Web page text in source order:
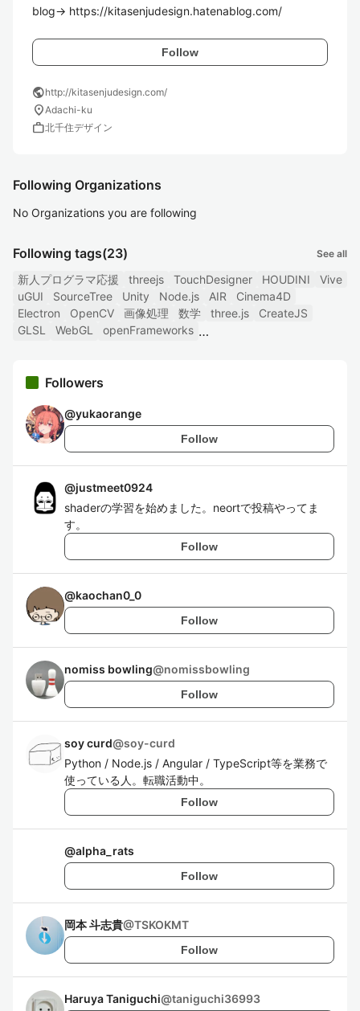
blog→ https://kitasenjudesign.hatenablog.com/
Follow
publichttp://kitasenjudesign.com/
location_onAdachi-ku
work北千住デザイン
Following Organizations
No Organizations you are following
Following tags(23) See all
新人プログラマ応援 threejs TouchDesigner HOUDINI
Vive
uGUI
SourceTree Unity Node.js AIR
Cinema4D
Electron
OpenCV 画像処理 数学 three.js
CreateJS
GLSL
WebGL openFrameworks
Followers
@yukaorange
Follow
@justmeet0924
shaderの学習を始めました。neortで投稿やってま
す。
Follow
@kaochan0_0
Follow
nomiss bowling@nomissbowling
Follow
soy curd@soy-curd
Python / Node.js / Angular / TypeScript等を業務で
使っている人。転職活動中。
Follow
@alpha_rats
Follow
岡本 斗志貴@TSKOKMT
Follow
Haruya Taniguchi@taniguchi36993